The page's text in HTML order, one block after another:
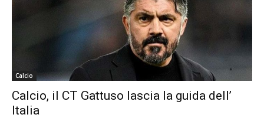
Calcio
Calcio, il CT Gattuso lascia la guida dell’
Italia